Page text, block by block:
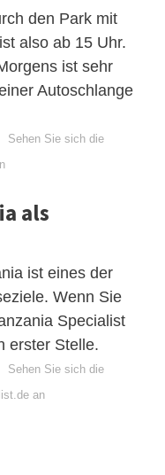
den Park mit
also ab 15 Uhr.
ist sehr
Autoschlange
Sehen Sie sich die
als
ist eines der
Wenn Sie
Specialist
erster Stelle.
Sehen Sie sich die
an